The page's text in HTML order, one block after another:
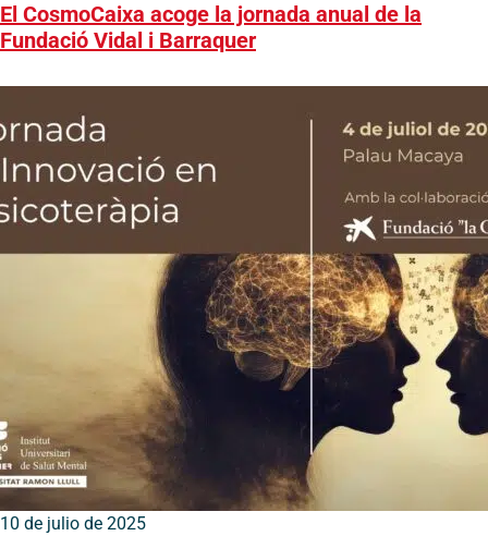
El CosmoCaixa acoge la jornada anual de la
Fundació Vidal i Barraquer
10 de julio de 2025